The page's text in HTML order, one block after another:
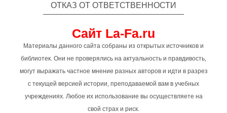
ОТКАЗ ОТ ОТВЕТСТВЕННОСТИ
Сайт La-Fa.ru
Материалы данного сайта собраны из открытых источников и
библиотек. Они не проверялись на актуальность и правдивость,
могут выражать частное мнение разных авторов и идти в разрез
с текущей версией истории, преподаваемой вам в учебных
учреждениях. Любое их использование вы осуществляете на
свой страх и риск.